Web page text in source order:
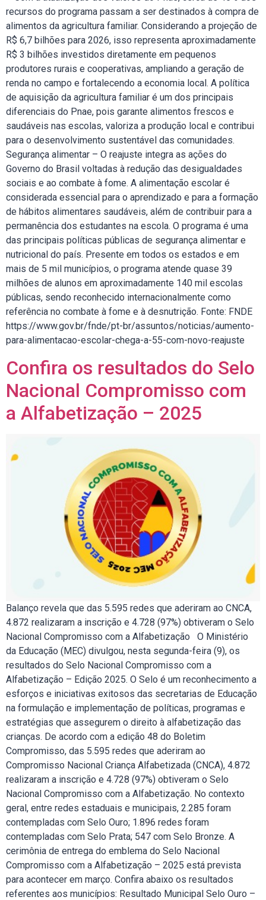
recursos do programa passam a ser destinados à compra de
alimentos da agricultura familiar. Considerando a projeção de
R$ 6,7 bilhões para 2026, isso representa aproximadamente
R$ 3 bilhões investidos diretamente em pequenos
produtores rurais e cooperativas, ampliando a geração de
renda no campo e fortalecendo a economia local. A política
de aquisição da agricultura familiar é um dos principais
diferenciais do Pnae, pois garante alimentos frescos e
saudáveis nas escolas, valoriza a produção local e contribui
para o desenvolvimento sustentável das comunidades.
Segurança alimentar – O reajuste integra as ações do
Governo do Brasil voltadas à redução das desigualdades
sociais e ao combate à fome. A alimentação escolar é
considerada essencial para o aprendizado e para a formação
de hábitos alimentares saudáveis, além de contribuir para a
permanência dos estudantes na escola. O programa é uma
das principais políticas públicas de segurança alimentar e
nutricional do país. Presente em todos os estados e em
mais de 5 mil municípios, o programa atende quase 39
milhões de alunos em aproximadamente 140 mil escolas
públicas, sendo reconhecido internacionalmente como
referência no combate à fome e à desnutrição. Fonte: FNDE
https://www.gov.br/fnde/pt-br/assuntos/noticias/aumento-
para-alimentacao-escolar-chega-a-55-com-novo-reajuste
Confira os resultados do Selo
Nacional Compromisso com
a Alfabetização – 2025
Balanço revela que das 5.595 redes que aderiram ao CNCA,
4.872 realizaram a inscrição e 4.728 (97%) obtiveram o Selo
Nacional Compromisso com a Alfabetização O Ministério
da Educação (MEC) divulgou, nesta segunda-feira (9), os
resultados do Selo Nacional Compromisso com a
Alfabetização – Edição 2025. O Selo é um reconhecimento a
esforços e iniciativas exitosos das secretarias de Educação
na formulação e implementação de políticas, programas e
estratégias que assegurem o direito à alfabetização das
crianças. De acordo com a edição 48 do Boletim
Compromisso, das 5.595 redes que aderiram ao
Compromisso Nacional Criança Alfabetizada (CNCA), 4.872
realizaram a inscrição e 4.728 (97%) obtiveram o Selo
Nacional Compromisso com a Alfabetização. No contexto
geral, entre redes estaduais e municipais, 2.285 foram
contempladas com Selo Ouro; 1.896 redes foram
contempladas com Selo Prata; 547 com Selo Bronze. A
cerimônia de entrega do emblema do Selo Nacional
Compromisso com a Alfabetização – 2025 está prevista
para acontecer em março. Confira abaixo os resultados
referentes aos municípios: Resultado Municipal Selo Ouro –